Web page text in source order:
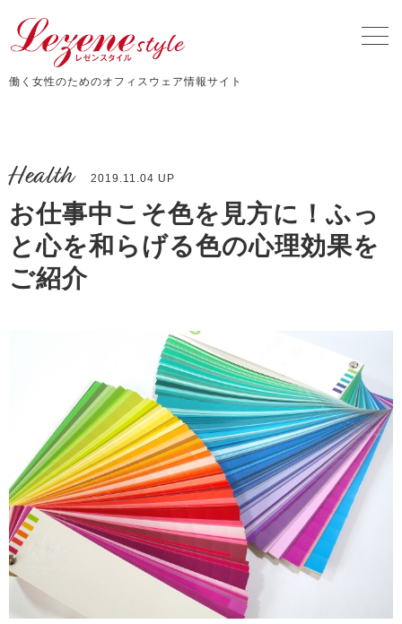
働く女性のためのオフィスウェア情報サイト
Health 2019.11.04 UP
お仕事中こそ色を見方に！ふっ
と心を和らげる色の心理効果を
ご紹介